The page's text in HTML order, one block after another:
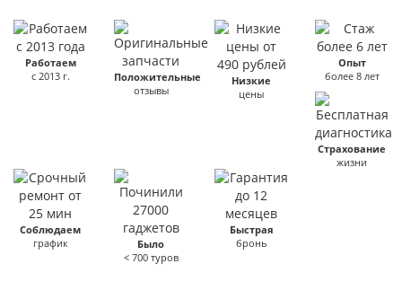
Работаем
с 2013 г.
Положительные
отзывы
Низкие
цены
Опыт
более 8 лет
Страхование
жизни
Соблюдаем
график
Было
< 700 туров
Быстрая
бронь